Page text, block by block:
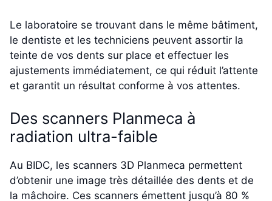
Le laboratoire se trouvant dans le même bâtiment,
le dentiste et les techniciens peuvent assortir la
teinte de vos dents sur place et effectuer les
ajustements immédiatement, ce qui réduit l’attente
et garantit un résultat conforme à vos attentes.
Des scanners Planmeca à
radiation ultra-faible
Au BIDC, les scanners 3D Planmeca permettent
d’obtenir une image très détaillée des dents et de
la mâchoire. Ces scanners émettent jusqu’à 80 %